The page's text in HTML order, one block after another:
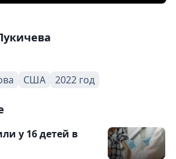
США 2022 год
у 16 детей в